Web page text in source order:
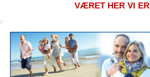
VÆRET HER VI ER